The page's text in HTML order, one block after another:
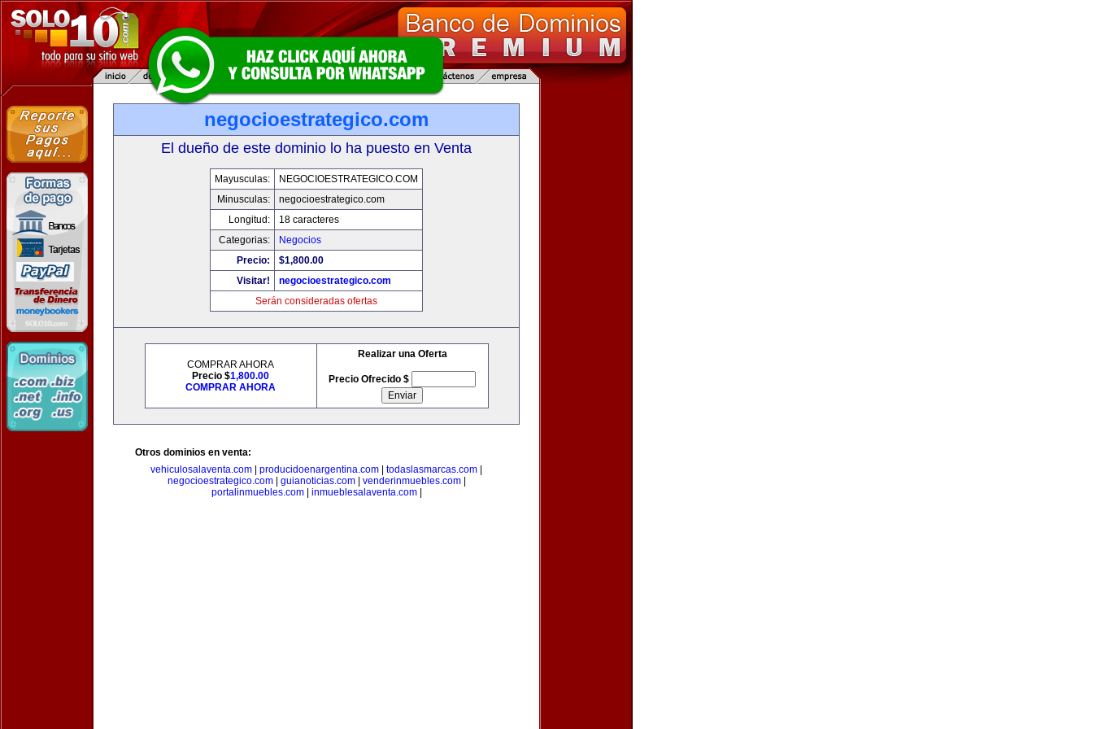
negocioestrategico.com
El dueño de este dominio lo ha puesto en Venta
Mayusculas:
NEGOCIOESTRATEGICO.COM
Minusculas:
negocioestrategico.com
Longitud:
18 caracteres
Categorias:
Negocios
Precio:
$1,800.00
Visitar!
negocioestrategico.com
Serán consideradas ofertas
COMPRAR AHORA
Precio $1,800.00
COMPRAR AHORA
Realizar una Oferta
Precio Ofrecido $
Otros dominios en venta:
vehiculosalaventa.com
producidoenargentina.com todaslasmarcas.com
negocioestrategico.com| guianoticias.com| venderinmuebles.com|
portalinmuebles.com| inmueblesalaventa.com|